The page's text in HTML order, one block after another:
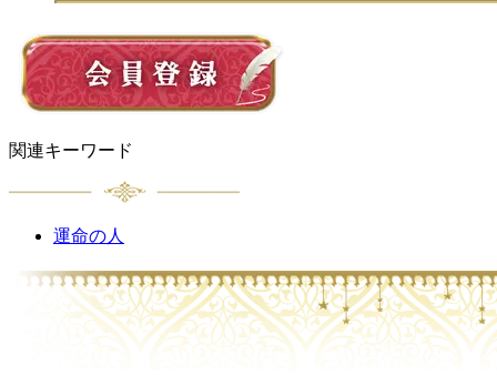
関連キーワード
運命の人